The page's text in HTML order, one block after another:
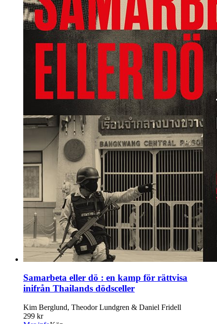
Samarbeta eller dö : en kamp för rättvisa
inifrån Thailands dödsceller
Kim Berglund, Theodor Lundgren & Daniel Fridell
299 kr